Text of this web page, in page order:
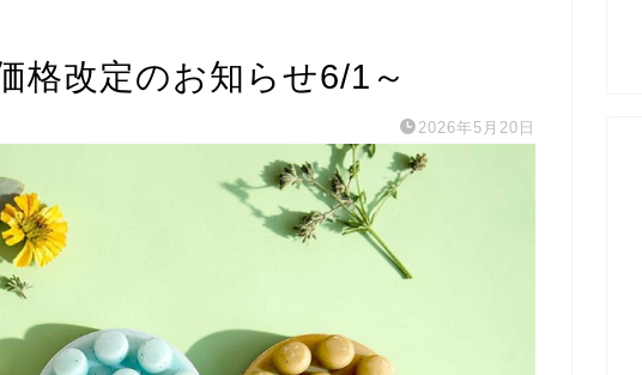
格改定のお知らせ6/1～
2026年5月20日